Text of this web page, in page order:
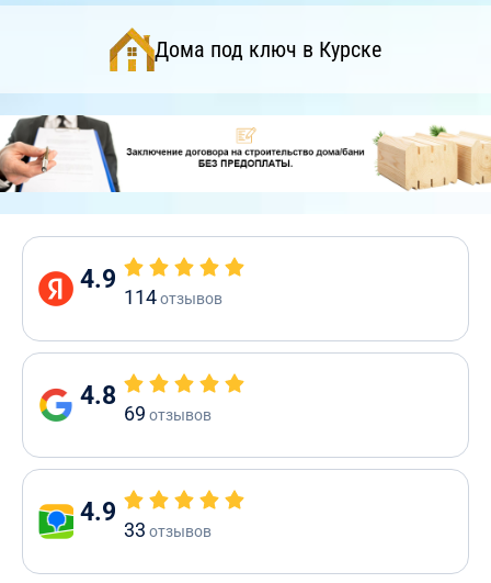
Дома под ключ в Курске
4.9
114отзывов
4.8
69 отзывов
4.9
33 отзывов